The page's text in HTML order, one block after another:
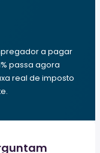
a pagar
passa agora
real de imposto